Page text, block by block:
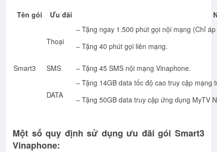
Tên gói Ưu đãi
Smart3
Thoại
– Tặng ngay 1.500 phút gọi nội mạng (Chỉ
– Tặng 40 phút gọi liên mạng.
SMS – Tặng 45 SMS nội mạng Vinaphone.
DATA
– Tặng 14GB data tốc độ cao truy cập mạng
– Tặng 50GB data truy cập ứng dụng MyTV
Một số quy định sử dụng ưu đãi gói Smart3
Vinaphone: